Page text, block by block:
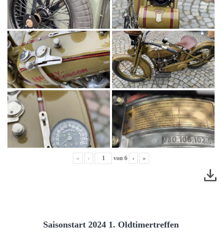
« ‹ von 6 › »
Saisonstart 2024 1. Oldtimertreffen